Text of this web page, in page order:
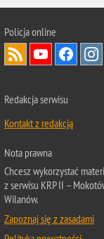
Policja online
Redakcja serwisu
Kontakt z redakcją
Nota prawna
Chcesz wykorzystać
z serwisu KRP II –
Wilanów.
Zapoznaj się z zasadami